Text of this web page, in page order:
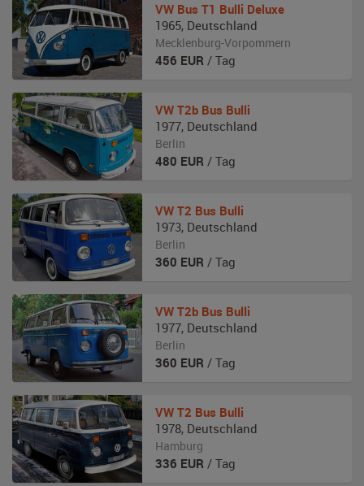
VW Bus T1 Bulli Deluxe
1965, Deutschland
Mecklenburg-Vorpommern
456 EUR / Tag
VW T2b Bus Bulli
1977, Deutschland
Berlin
480 EUR / Tag
VW T2 Bus Bulli
1973, Deutschland
Berlin
360 EUR / Tag
VW T2b Bus Bulli
1977, Deutschland
Berlin
360 EUR / Tag
VW T2 Bus Bulli
1978, Deutschland
Hamburg
336 EUR / Tag